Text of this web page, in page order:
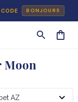
BONJOUR5
Moon